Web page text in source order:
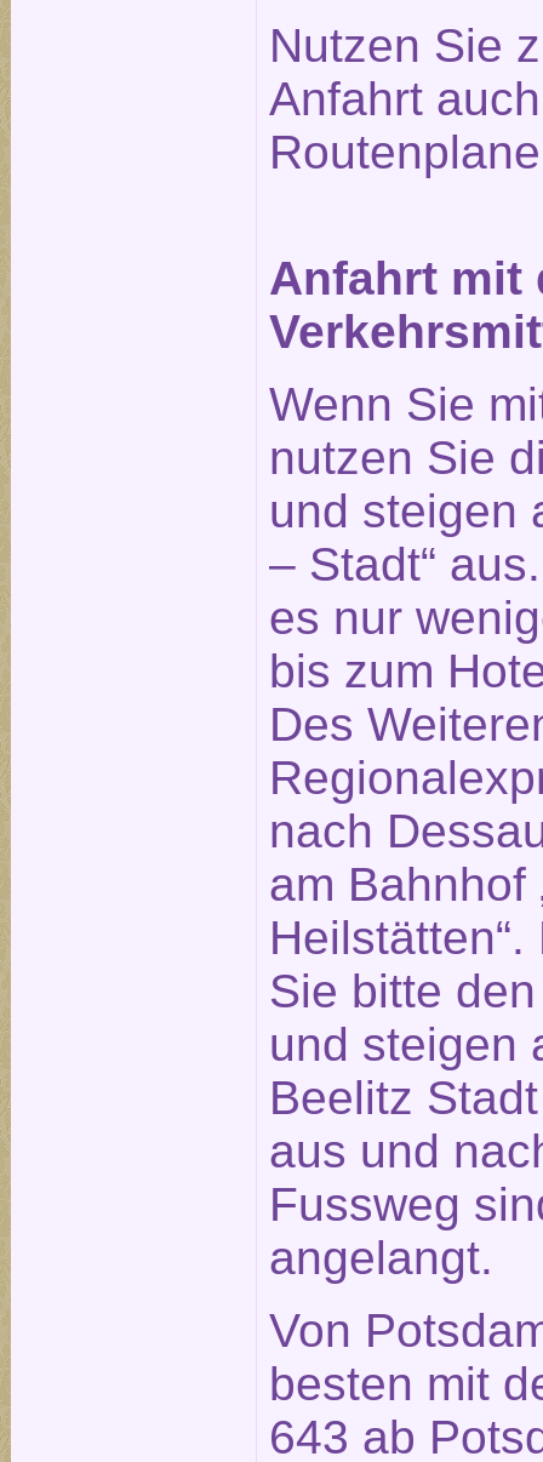
Nutzen Sie
Anfahrt
Anfahrt mit
Wenn Sie
nutzen Sie
und steigen
– Stadt“
es nur
bis zum
Des
nach
am Bahnhof
Sie bitte
und steigen
Beelitz
aus und
Fussweg
angelangt.
Von
besten mit
643 ab